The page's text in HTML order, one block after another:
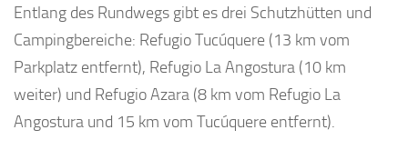
Entlang des Rundwegs gibt es drei Schutzhütten und
Campingbereiche: Refugio Tucúquere (13 km vom
Parkplatz entfernt), Refugio La Angostura (10 km
weiter) und Refugio Azara (8 km vom Refugio La
Angostura und 15 km vom Tucúquere entfernt).